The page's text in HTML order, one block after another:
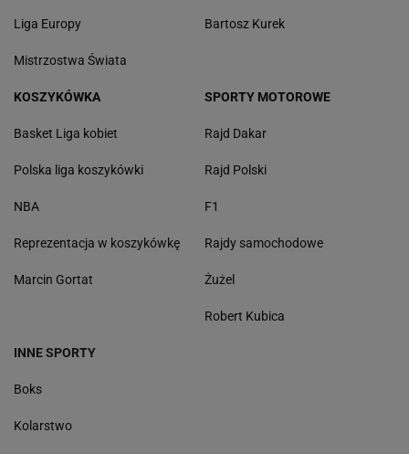
Liga Europy
Mistrzostwa Świata
Bartosz Kurek
KOSZYKÓWKA
Basket Liga kobiet
Polska liga koszykówki
NBA
Reprezentacja w koszykówkę
Marcin Gortat
SPORTY MOTOROWE
Rajd Dakar
Rajd Polski
F1
Rajdy samochodowe
Żużel
Robert Kubica
INNE SPORTY
Boks
Kolarstwo